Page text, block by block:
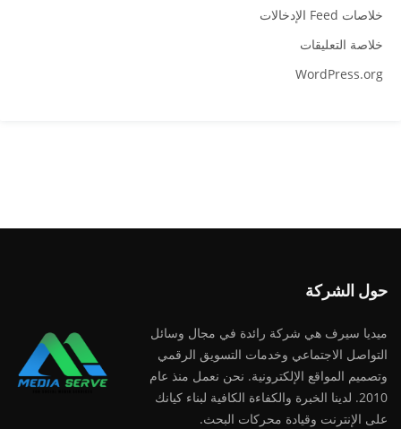
خلاصات Feed الإدخالات
خلاصة التعليقات
WordPress.org
حول الشركة
ميديا ​​سيرف هي شركة رائدة في مجال وسائل
التواصل الاجتماعي وخدمات التسويق الرقمي
وتصميم المواقع الإلكترونية. نحن نعمل منذ عام
2010. لدينا الخبرة والكفاءة الكافية لبناء كيانك
على الإنترنت وقيادة محركات البحث.